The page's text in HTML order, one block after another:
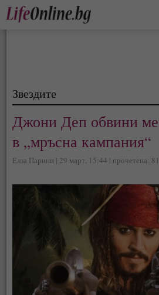
Звездите
Джони Деп обвини
в „мръсна кампания“
Елза Парини | 29 март, 15:44 | прочетена: